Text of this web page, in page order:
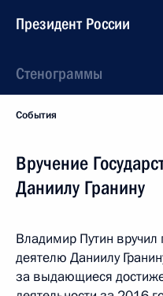
Президент России
Стенограммы
События
Вручение
Даниилу Гранину
Владимир Путин
деятелю Даниилу
за выдающиеся